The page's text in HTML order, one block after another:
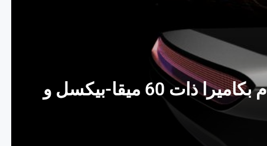
إليكم هاتف Cadenza الجديد القادم بكاميرا ذات 60 ميقا-بيكسل و